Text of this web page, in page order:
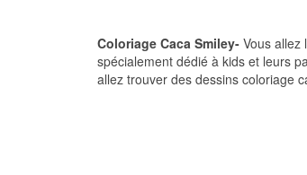
Coloriage Caca Smiley- Vous allez
spécialement dédié à kids et leurs
allez trouver des dessins coloriage